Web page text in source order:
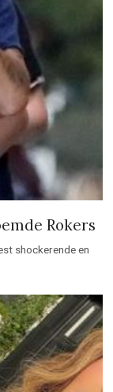
Rokers
shockerende en